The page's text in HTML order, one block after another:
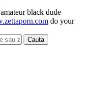
black dude
do your